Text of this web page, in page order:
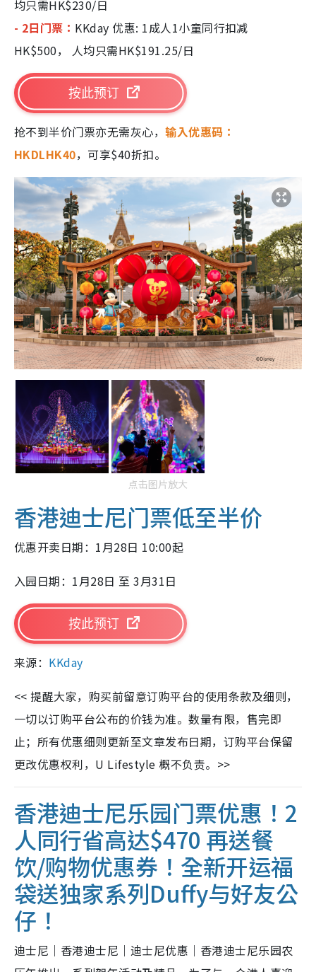
均只需HK$230/日
- 2日门票： KKday 优惠: 1成人1小童同行扣减
HK$500， 人均只需HK$191.25/日
按此预订
抢不到半价门票亦无需灰心，输入优惠码：
HKDLHK40，可享$40折扣。
点击图片放大
香港迪士尼门票低至半价
优惠开卖日期：1月28日 10:00起
入园日期：1月28日 至 3月31日
按此预订
来源： KKday
<< 提醒大家，购买前留意订购平台的使用条款及细则，
一切以订购平台公布的价钱为准。数量有限，售完即
止；所有优惠细则更新至文章发布日期，订购平台保留
更改优惠权利，U Lifestyle 概不负责。>>
香港迪士尼乐园门票优惠！2
人同行省高达$470 再送餐
饮/购物优惠券！全新开运福
袋送独家系列Duffy与好友公
仔！
迪士尼｜香港迪士尼｜迪士尼优惠｜香港迪士尼乐园农